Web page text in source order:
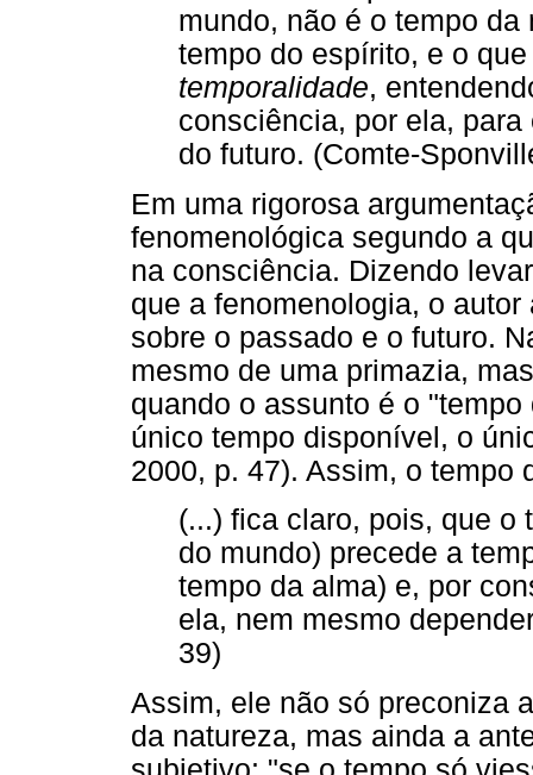
mundo, não é o tempo
tempo do espírito, e o
temporalidade,
consciência, por ela,
do futuro. (Comte-
Em uma rigorosa
fenomenológica segundo a
na consciência. Dizendo
que a fenomenologia, o
sobre o passado e o futuro.
mesmo de uma primazia,
quando o assunto é o
único tempo disponível, o
2000, p. 47). Assim, o tempo
(...) fica claro, pois, que o
do mundo) precede a
tempo da alma) e, por
ela, nem mesmo
39)
Assim, ele não só preconiza
da natureza, mas ainda a